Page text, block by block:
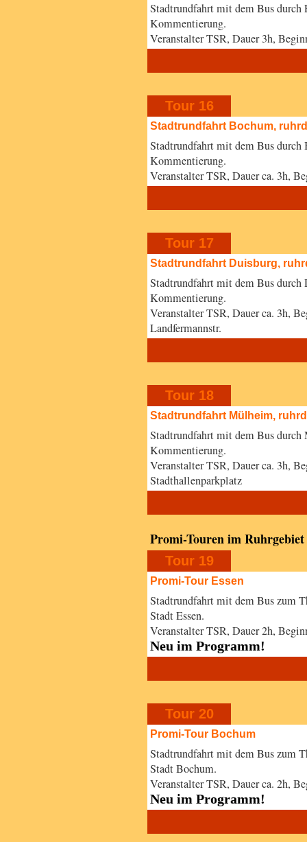
Stadtrundfahrt mit dem Bus durch
Kommentierung.
Veranstalter TSR, Dauer 3h,
Tour 16
Stadtrundfahrt Bochum,
Stadtrundfahrt mit dem Bus
Kommentierung.
Veranstalter TSR, Dauer ca. 3h,
Tour 17
Stadtrundfahrt Duisburg,
Stadtrundfahrt mit dem Bus
Kommentierung.
Veranstalter TSR, Dauer ca. 3h,
Landfermannstr.
Tour 18
Stadtrundfahrt Mülheim,
Stadtrundfahrt mit dem Bus
Kommentierung.
Veranstalter TSR, Dauer ca. 3h,
Stadthallenparkplatz
Promi-Touren im Ruhrgebiet
Tour 19
Promi-Tour Essen
Stadtrundfahrt mit dem Bus zum
Stadt Essen.
Veranstalter TSR, Dauer 2h,
Neu im Programm!
Tour 20
Promi-Tour Bochum
Stadtrundfahrt mit dem Bus zum
Stadt Bochum.
Veranstalter TSR, Dauer ca. 2h,
Neu im Programm!